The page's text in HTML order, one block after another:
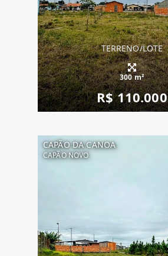
TERRENO/LOTE
300 m²
R$ 110.000
CAPÃO DA CANOA
CAPÃO NOVO